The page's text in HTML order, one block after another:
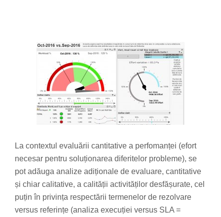
La contextul evaluării cantitative a perfomanței (efort
necesar pentru soluționarea diferitelor probleme), se
pot adăuga analize adiționale de evaluare, cantitative
și chiar calitative, a calității activităților desfășurate, cel
puțin în privința respectării termenelor de rezolvare
versus referințe (analiza execuției versus SLA =